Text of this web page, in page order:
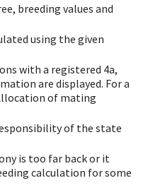
breeding values and
using the given
with a registered 4a,
are displayed. For a
of mating
of the state
is too far back or it
calculation for some